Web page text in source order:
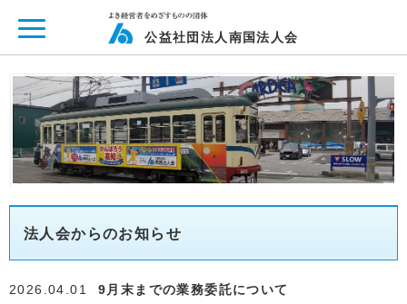
公益社団法人南国法人会
法人会からのお知らせ
2026.04.01
9月末までの業務委託について